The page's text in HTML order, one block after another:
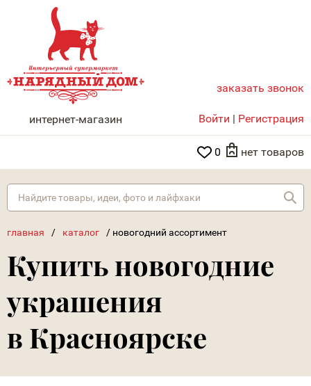
НАРЯДНЫЙ ДОМ
интернет-магазин
заказать звонок
Войти | Регистрация
0 нет товаров
главная / каталог / новогодний ассортимент
Купить новогодние
украшения
в Красноярске